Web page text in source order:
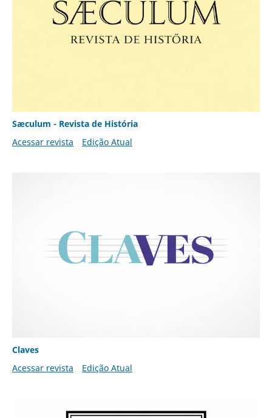
Sæculum - Revista de História
Acessar revista
Edição Atual
Claves
Acessar revista
Edição Atual